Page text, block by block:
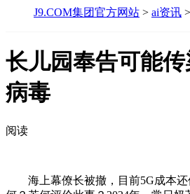
J9.COM集团官方网站 > ai资讯 >
长儿园奉告可能
病毒
阅读
海上幕僚长被撤，目前5G成本还